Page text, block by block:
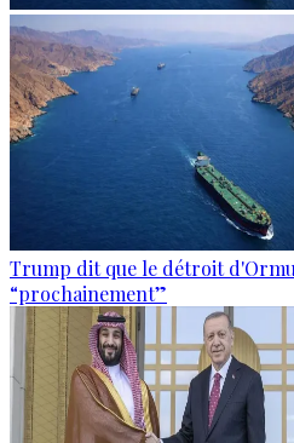
Trump dit que le détroit
“prochainement”